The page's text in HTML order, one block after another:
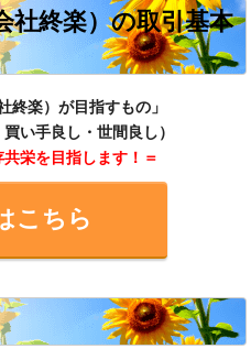
社終楽）の取引基本
終楽）が目指すもの」
い手良し・世間良し）
栄を目指します！＝
こちら